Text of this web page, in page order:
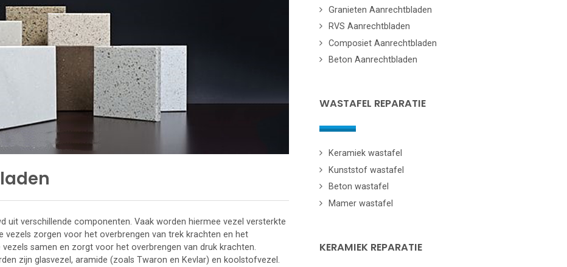
uit verschillende componenten. Vaak worden hiermee vezel versterkte
vezels zorgen voor het overbrengen van trek krachten en het
samen en zorgt voor het overbrengen van druk krachten.
zijn glasvezel, aramide (zoals Twaron en Kevlar) en koolstofvezel.
Granieten Aanrechtbladen
RVS Aanrechtbladen
Composiet Aanrechtbladen
Beton Aanrechtbladen
WASTAFEL REPARATIE
Keramiek wastafel
Kunststof wastafel
Beton wastafel
Mamer wastafel
KERAMIEK REPARATIE